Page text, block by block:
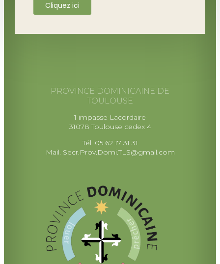
Cliquez ici
PROVINCE DOMINICAINE DE
TOULOUSE
1 impasse Lacordaire
31078 Toulouse cedex 4
Tél. 05 62 17 31 31
Mail. Secr.Prov.Domi.TLS@gmail.com